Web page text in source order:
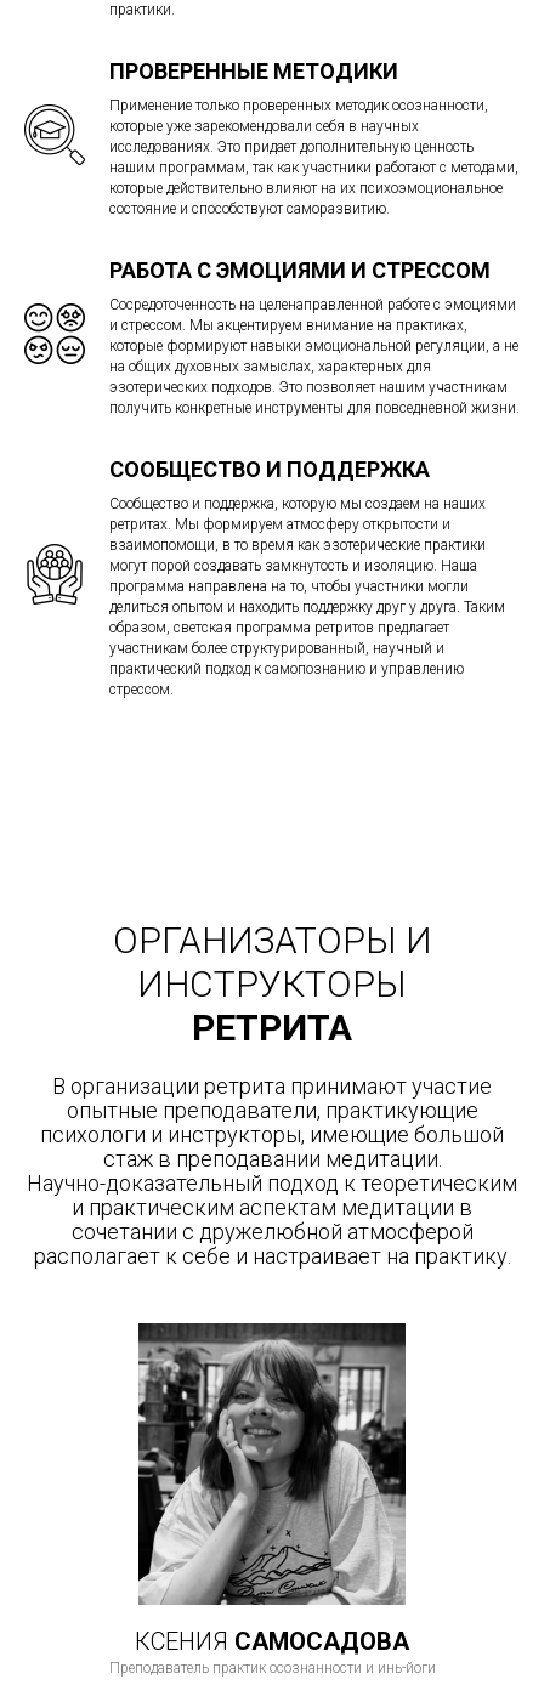
практики.
ПРОВЕРЕННЫЕ МЕТОДИКИ
Применение только проверенных методик осознанности,
которые уже зарекомендовали себя в научных
исследованиях. Это придает дополнительную ценность
нашим программам, так как участники работают с методами,
которые действительно влияют на их психоэмоциональное
состояние и способствуют саморазвитию.
РАБОТА С ЭМОЦИЯМИ И СТРЕССОМ
Сосредоточенность на целенаправленной работе с эмоциями
и стрессом. Мы акцентируем внимание на практиках,
которые формируют навыки эмоциональной регуляции, а не
на общих духовных замыслах, характерных для
эзотерических подходов. Это позволяет нашим участникам
получить конкретные инструменты для повседневной жизни.
СООБЩЕСТВО И ПОДДЕРЖКА
Сообщество и поддержка, которую мы создаем на наших
ретритах. Мы формируем атмосферу открытости и
взаимопомощи, в то время как эзотерические практики
могут порой создавать замкнутость и изоляцию. Наша
программа направлена на то, чтобы участники могли
делиться опытом и находить поддержку друг у друга. Таким
образом, светская программа ретритов предлагает
участникам более структурированный, научный и
практический подход к самопознанию и управлению
стрессом.
ОРГАНИЗАТОРЫ И
ИНСТРУКТОРЫ
РЕТРИТА
В организации ретрита принимают участие
опытные преподаватели, практикующие
психологи и инструкторы, имеющие большой
стаж в преподавании медитации.
Научно-доказательный подход к теоретическим
и практическим аспектам медитации в
сочетании с дружелюбной атмосферой
располагает к себе и настраивает на практику.
КСЕНИЯ САМОСАДОВА
Преподаватель практик осознанности и инь-йоги